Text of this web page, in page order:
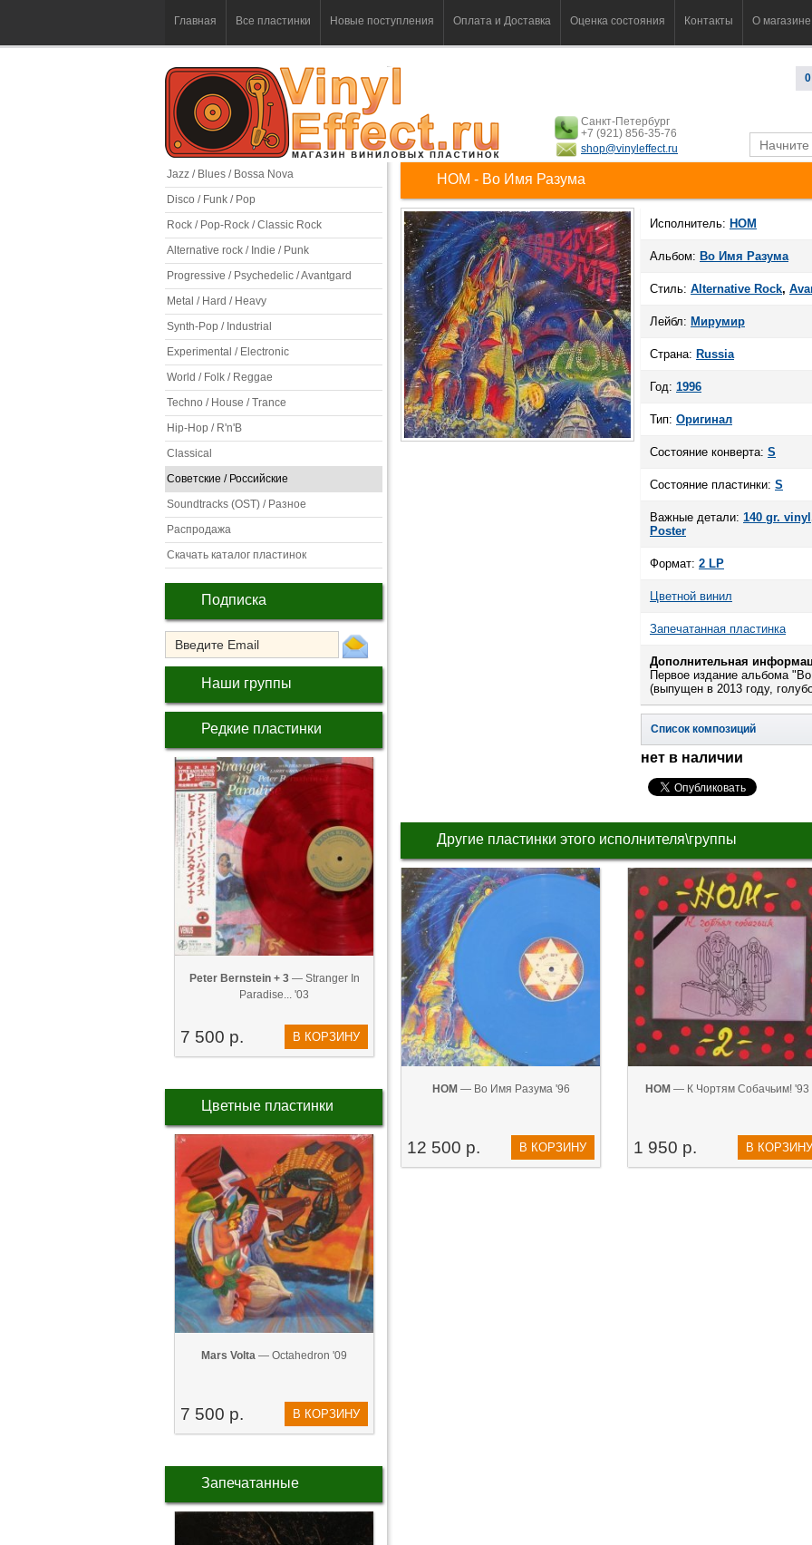
Главная Все пластинки Новые поступления Оплата и Доставка Оценка состояния Контакты О магазине
0
Санкт-Петербург
+7 (921) 856-35-76
shop@vinyleffect.ru
Jazz / Blues / Bossa Nova
Disco / Funk / Pop
Rock / Pop-Rock / Classic Rock
Alternative rock / Indie / Punk
Progressive / Psychedelic / Avantgard
Metal / Hard / Heavy
Synth-Pop / Industrial
Experimental / Electronic
World / Folk / Reggae
Techno / House / Trance
Hip-Hop / R'n'B
Classical
Советские / Российские
Soundtracks (OST) / Разное
Распродажа
Скачать каталог пластинок
Подписка
Наши группы
Редкие пластинки
Peter Bernstein + 3— Stranger In
Paradise... '03
7 500 р. В КОРЗИНУ
Цветные пластинки
Mars Volta — Octahedron '09
7 500 р. В КОРЗИНУ
Запечатанные
НОМ - Во Имя Разума
Исполнитель: НОМ
Альбом: Во Имя Разума
Стиль: Alternative Rock,
Лейбл: Мирумир
Страна: Russia
Год: 1996
Тип: Оригинал
Состояние конверта: S
Состояние пластинки: S
Важные детали: 140 gr. vinyl
Poster
Формат: 2 LP
Цветной винил
Запечатанная пластинка
Дополнительная
Первое издание альбома
(выпущен в 2013 году,
Список композиций
нет в наличии
Другие пластинки этого исполнителя\группы
НОМ — Во Имя Разума '96
12 500 р. В КОРЗИНУ
НОМ — К Чортям Собачьим! '93
1 950 р. В КОРЗИНУ